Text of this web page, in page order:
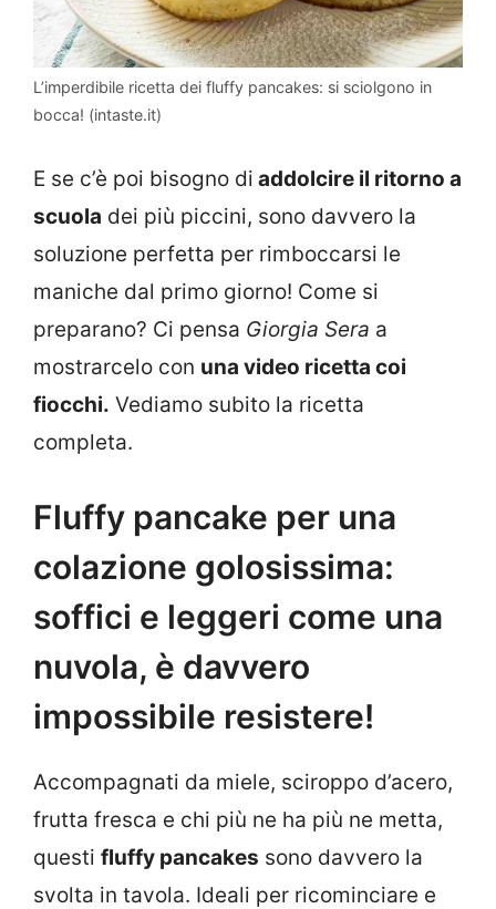
L’imperdibile ricetta dei fluffy pancakes: si sciolgono in
bocca! (intaste.it)
E se c’è poi bisogno di addolcire il ritorno a
scuola dei più piccini, sono davvero la
soluzione perfetta per rimboccarsi le
maniche dal primo giorno! Come si
preparano? Ci pensa Giorgia Sera a
mostrarcelo con una video ricetta coi
fiocchi. Vediamo subito la ricetta
completa.
Fluffy pancake per una
colazione golosissima:
soffici e leggeri come una
nuvola, è davvero
impossibile resistere!
Accompagnati da miele, sciroppo d’acero,
frutta fresca e chi più ne ha più ne metta,
questi fluffy pancakes sono davvero la
svolta in tavola. Ideali per ricominciare e